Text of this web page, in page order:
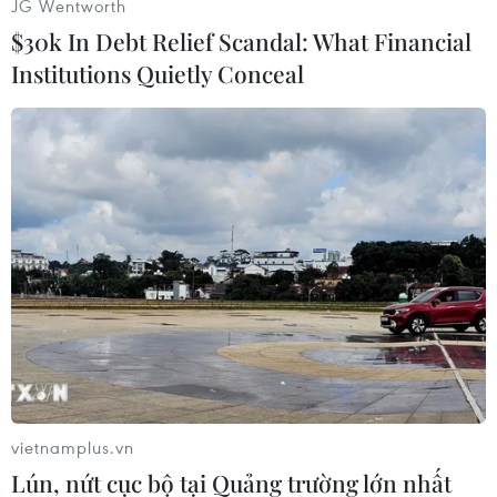
kết quả hòa 0-0.
Arsenal đã có hiệp 1 khá bế tắc.
Ngay khi bước sang hiệp 2, Arsenal đã chủ động
JG Wentworth
$30k In Debt Relief Scandal: What Financial
Institutions Quietly Conceal
vietnamplus.vn
Lún, nứt cục bộ tại Quảng trường lớn nhất